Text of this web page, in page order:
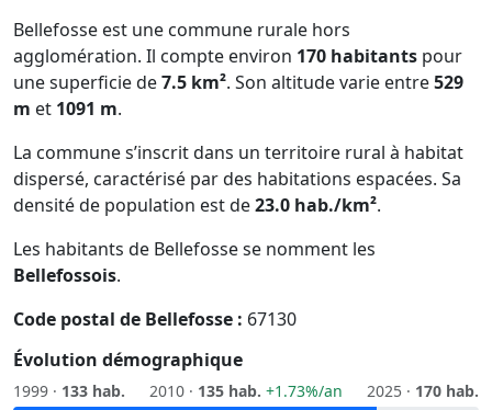
Bellefosse est une commune rurale hors
agglomération. Il compte environ 170 habitants pour
une superficie de7.5 km². Son altitude varie entre529
m et 1091 m.
La commune s’inscrit dans un territoire rural à habitat
dispersé, caractérisé par des habitations espacées. Sa
densité de population est de23.0 hab./km².
Les habitants de Bellefosse se nomment les
Bellefossois.
Code postal de Bellefosse : 67130
Évolution démographique
1999 · 133 hab. 2010 · 135 hab. +1.73%/an 2025 · 170 hab.